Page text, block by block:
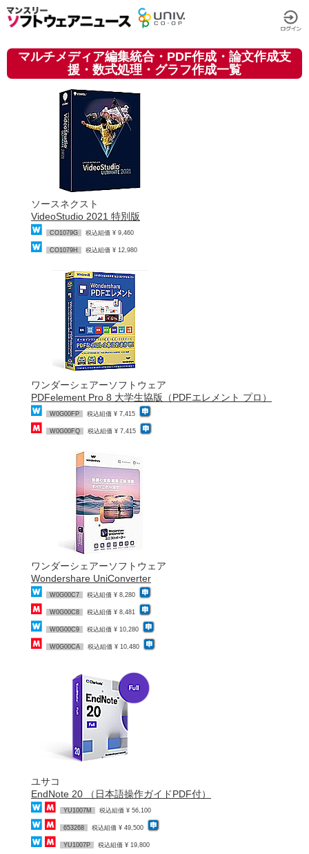
マルチメディア編集統合・PDF作成・論文作成支
援・数式処理・グラフ作成一覧
ソースネクスト
VideoStudio 2021 特別版
CO1079G 税込組価 ¥ 9,460
CO1079H 税込組価 ¥ 12,980
ワンダーシェアーソフトウェア
PDFelement Pro 8 大学生協版（PDFエレメント プロ）
W0G00FP 税込組価 ¥ 7,415
W0G00FQ 税込組価 ¥ 7,415
ワンダーシェアーソフトウェア
Wondershare UniConverter
W0G00C7 税込組価 ¥ 8,280
W0G00C8 税込組価 ¥ 8,481
W0G00C9 税込組価 ¥ 10,280
W0G00CA 税込組価 ¥ 10,480
ユサコ
EndNote 20 （日本語操作ガイドPDF付）
YU1007M 税込組価 ¥ 56,100
653268 税込組価 ¥ 49,500
YU1007P 税込組価 ¥ 19,800